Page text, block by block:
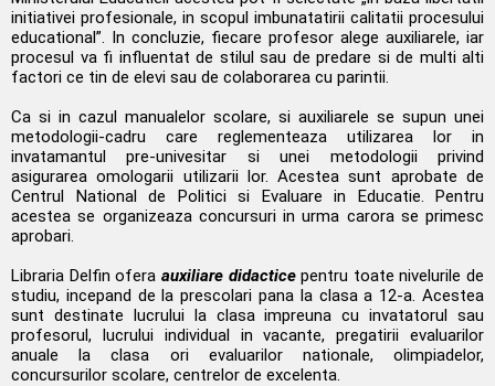
initiativei profesionale, in scopul imbunatatirii calitatii procesului
educational”. In concluzie, fiecare profesor alege auxiliarele, iar
procesul va fi influentat de stilul sau de predare si de multi alti
factori ce tin de elevi sau de colaborarea cu parintii.
Ca si in cazul manualelor scolare, si auxiliarele se supun unei
metodologii-cadru care reglementeaza utilizarea lor in
invatamantul pre-univesitar si unei metodologii privind
asigurarea omologarii utilizarii lor. Acestea sunt aprobate de
Centrul National de Politici si Evaluare in Educatie. Pentru
acestea se organizeaza concursuri in urma carora se primesc
aprobari.
Libraria Delfin ofera auxiliare didacticepentru toate nivelurile de
studiu, incepand de la prescolari pana la clasa a 12-a. Acestea
sunt destinate lucrului la clasa impreuna cu invatatorul sau
profesorul, lucrului individual in vacante, pregatirii evaluarilor
anuale la clasa ori evaluarilor nationale, olimpiadelor,
concursurilor scolare, centrelor de excelenta.